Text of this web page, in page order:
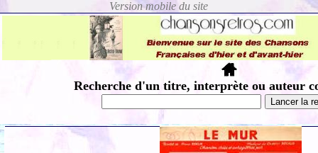
Recherche d'un titre, interprète ou auteur